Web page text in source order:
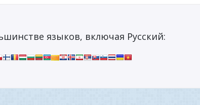
языков, включая Русский: